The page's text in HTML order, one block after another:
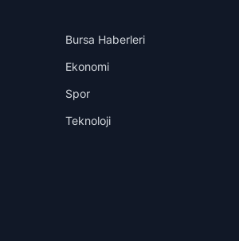
Bursa Haberleri
Ekonomi
Spor
Teknoloji